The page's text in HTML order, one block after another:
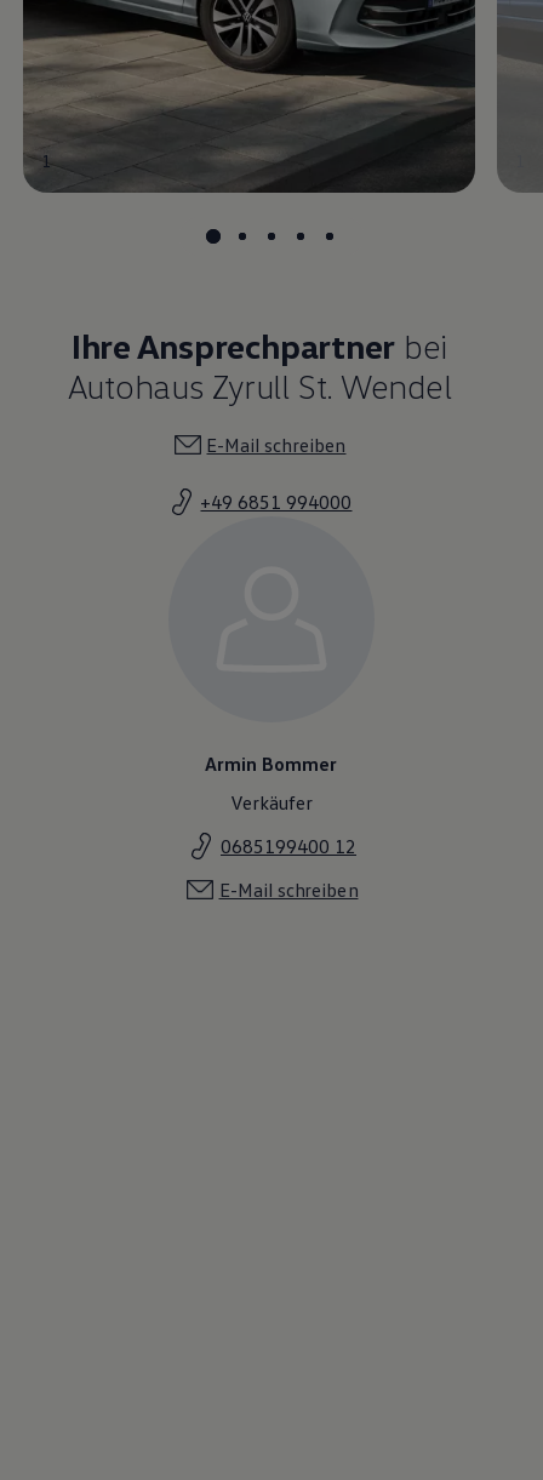
1
Ihre Ansprechpartner bei
Autohaus Zyrull St. Wendel
E-Mail schreiben
+49 6851 994000
Armin Bommer
Verkäufer
0685199400 12
E-Mail schreiben